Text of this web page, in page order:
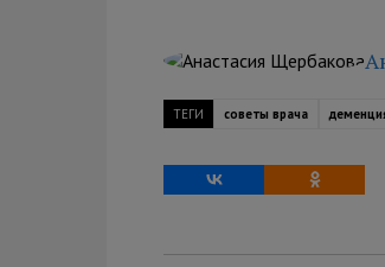
ТЕГИ советы врача